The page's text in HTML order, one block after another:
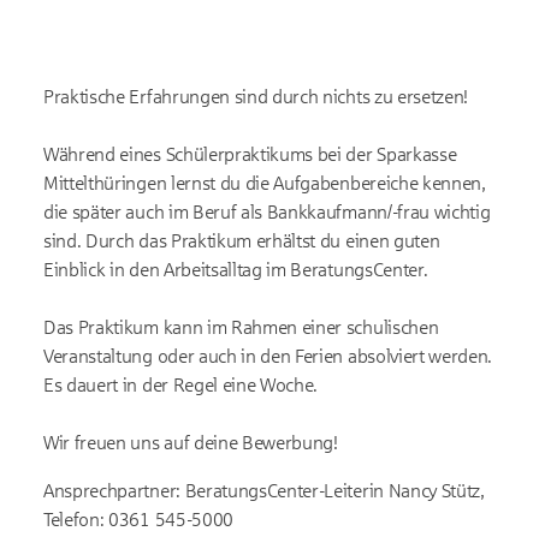
Praktische Erfahrungen sind durch nichts zu ersetzen!
Während eines Schülerpraktikums bei der Sparkasse
Mittelthüringen lernst du die Aufgabenbereiche kennen,
die später auch im Beruf als Bankkaufmann/-frau wichtig
sind. Durch das Praktikum erhältst du einen guten
Einblick in den Arbeitsalltag im BeratungsCenter.
Das Praktikum kann im Rahmen einer schulischen
Veranstaltung oder auch in den Ferien absolviert werden.
Es dauert in der Regel eine Woche.
Wir freuen uns auf deine Bewerbung!
Ansprechpartner: BeratungsCenter-Leiterin Nancy Stütz,
Telefon: 0361 545-5000